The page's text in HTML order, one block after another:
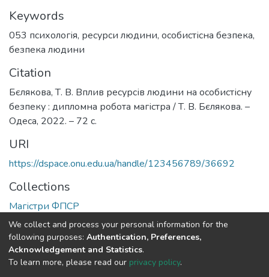
Keywords
053 психологія, ресурси людини, особистісна безпека,
безпека людини
Citation
Бєлякова, Т. В. Вплив ресурсів людини на особистісну
безпеку : дипломна робота магістра / Т. В. Бєлякова. –
Одеса, 2022. – 72 с.
URI
https://dspace.onu.edu.ua/handle/123456789/36692
Collections
Магістри ФПСР
Full item page
DSpace software copyright © 2009-2026
We collect and process your personal information for the
following purposes: Authentication, Preferences,
Acknowledgement and Statistics.
To learn more, please read our privacy policy.